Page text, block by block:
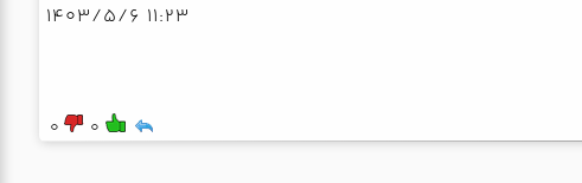
11:23 1403/5/6
0
0